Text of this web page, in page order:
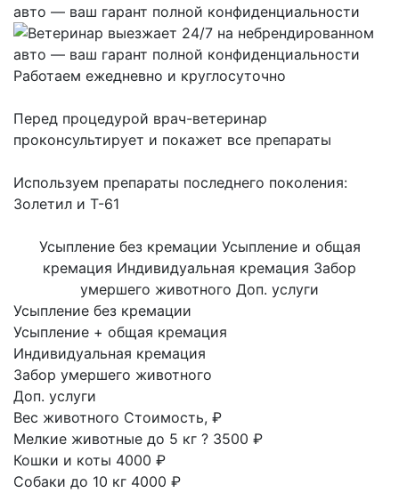
авто — ваш гарант полной конфиденциальности
Работаем ежедневно и круглосуточно
Перед процедурой врач-ветеринар
проконсультирует и покажет все препараты
Используем препараты последнего поколения:
Золетил и Т-61
Усыпление без кремации Усыпление и общая
кремация Индивидуальная кремация Забор
умершего животного Доп. услуги
Усыпление без кремации
Усыпление + общая кремация
Индивидуальная кремация
Забор умершего животного
Доп. услуги
Вес животного Стоимость, ₽
Мелкие животные до 5 кг ? 3500 ₽
Кошки и коты 4000 ₽
Собаки до 10 кг 4000 ₽